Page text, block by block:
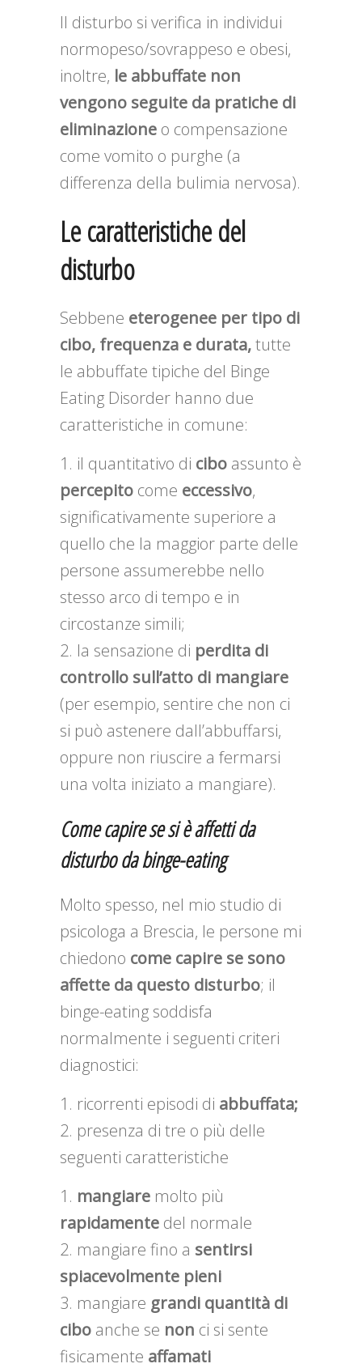
Il disturbo si verifica in individui
normopeso/sovrappeso e obesi,
inoltre, le abbuffate non
vengono seguite da pratiche di
eliminazione o compensazione
come vomito o purghe (a
differenza della bulimia nervosa).
Le caratteristiche del
disturbo
Sebbene eterogenee per tipo di
cibo, frequenza e durata,tutte
le abbuffate tipiche del Binge
Eating Disorder hanno due
caratteristiche in comune:
il quantitativo di cibo assunto è
percepito come eccessivo,
significativamente superiore a
quello che la maggior parte delle
persone assumerebbe nello
stesso arco di tempo e in
circostanze simili;
la sensazione di perdita di
controllo sull’atto di mangiare
(per esempio, sentire che non ci
si può astenere dall’abbuffarsi,
oppure non riuscire a fermarsi
una volta iniziato a mangiare).
Come capire se si è affetti da
disturbo da binge-eating
Molto spesso, nel mio studio di
psicologa a Brescia, le persone mi
chiedono come capire se sono
affette da questo disturbo; il
binge-eating soddisfa
normalmente i seguenti criteri
diagnostici:
ricorrenti episodi di abbuffata;
presenza di tre o più delle
seguenti caratteristiche
mangiare molto più
rapidamente del normale
mangiare fino a sentirsi
spiacevolmente pieni
mangiare grandi quantità di
cibo anche se non ci si sente
fisicamente affamati